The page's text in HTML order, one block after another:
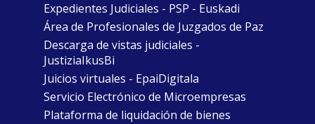
Expedientes Judiciales - PSP - Euskadi
Área de Profesionales de Juzgados de Paz
Descarga de vistas judiciales -
JustiziaIkusBi
Juicios virtuales - EpaiDigitala
Servicio Electrónico de Microempresas
Plataforma de liquidación de bienes